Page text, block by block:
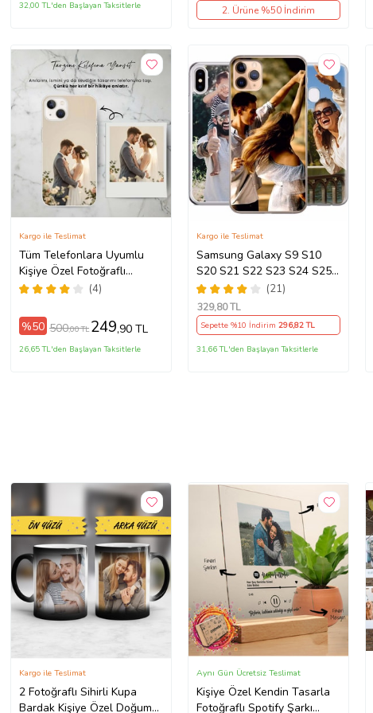
32,00 TL'den Başlayan Taksitlerle 2. Ürüne %50 İndirim
Tüm Telefonlara Uyumlu
Kişiye Özel Fotoğraflı
Telefon Kılıfı Modeller
(4)
Kargo ile Teslimat
%50 500,00 TL 249,90 TL
26,65 TL'den Başlayan Taksitlerle
Samsung Galaxy S9 S10
S20 S21 S22 S23 S24 S25
S26 FE Plus Ultra Kılıf Kişiye
Özel Resimli Fotoğraflı
Silikon
(21)
Kargo ile Teslimat
329,80 TL
Sepette %10 İndirim 296,82 TL
31,66 TL'den Başlayan Taksitlerle
2 Fotoğraflı Sihirli Kupa
Bardak Kişiye Özel Doğum
Kargo ile Teslimat
Kişiye Özel Kendin Tasarla
Fotoğraflı Spotify Şarkı
Aynı Gün Ücretsiz Teslimat